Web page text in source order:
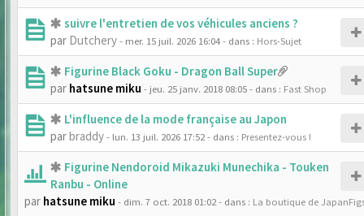
suivre l'entretien de vos véhicules anciens ?
par Dutchery- mer. 15 juil. 2026 16:04- dans : Hors-Sujet
Figurine Black Goku - Dragon Ball Super
par hatsune miku - jeu. 25 janv. 2018 08:05- dans : Fast Shop
L'influence de la mode française au Japon
parbraddy- lun. 13 juil. 2026 17:52- dans : Presentez-vous !
Figurine Nendoroid Mikazuki Munechika - Touken
Ranbu - Online
par hatsune miku - dim. 7 oct. 2018 01:02- dans : La boutique de